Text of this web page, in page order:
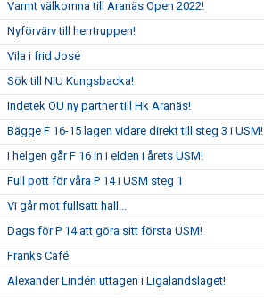
Varmt välkomna till Aranäs Open 2022!
Nyförvärv till herrtruppen!
Vila i frid José
Sök till NIU Kungsbacka!
Indetek OU ny partner till Hk Aranäs!
Bägge F 16-15 lagen vidare direkt till steg 3 i USM!
I helgen går F 16 in i elden i årets USM!
Full pott för våra P 14 i USM steg 1
Vi går mot fullsatt hall...
Dags för P 14 att göra sitt första USM!
Franks Café
Alexander Lindén uttagen i Ligalandslaget!